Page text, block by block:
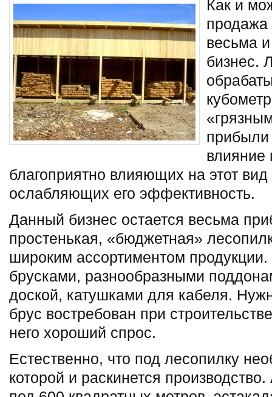
Как и
продажа
весьма
бизнес.
прибыли
влияние
благоприятно влияющих на этот вид
ослабляющих его эффективность.
Данный бизнес остается весьма
простенькая, «бюджетная»
широким ассортиментом
брусками, разнообразными
доской, катушками для кабеля.
брус востребован при
него хороший спрос.
Естественно, что под лесопилку
которой и раскинется